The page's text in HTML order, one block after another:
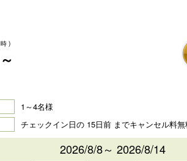
)
～
1～4名様
チェックイン日の 15日前 までキャンセル料
2026/8/8～ 2026/8/14